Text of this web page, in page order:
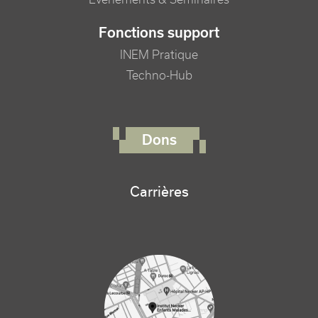
Fonctions support
INEM Pratique
Techno-Hub
Dons
Carrières